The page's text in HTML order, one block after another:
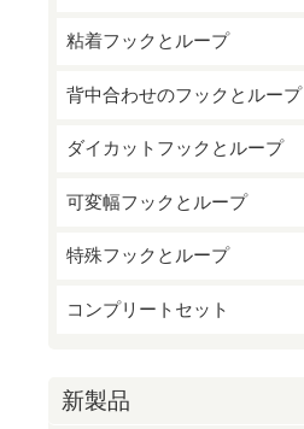
粘着フックとループ
背中合わせのフックとループ
ダイカットフックとループ
可変幅フックとループ
特殊フックとループ
コンプリートセット
新製品